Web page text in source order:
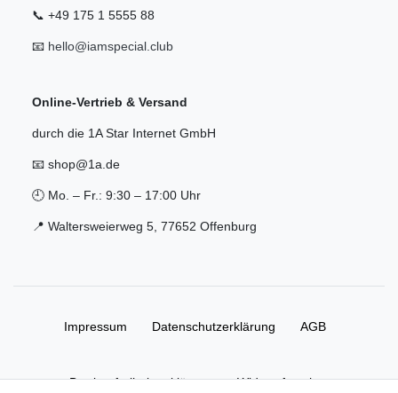
📞 +49 175 1 5555 88
📧 hello@iamspecial.club
Online-Vertrieb & Versand
durch die 1A Star Internet GmbH
📧 shop@1a.de
🕘 Mo. – Fr.: 9:30 – 17:00 Uhr
📍 Waltersweierweg 5, 77652 Offenburg
Impressum Daten­schutz­erklärung AGB
Barrierefreiheitserklärung Widerrufs­recht